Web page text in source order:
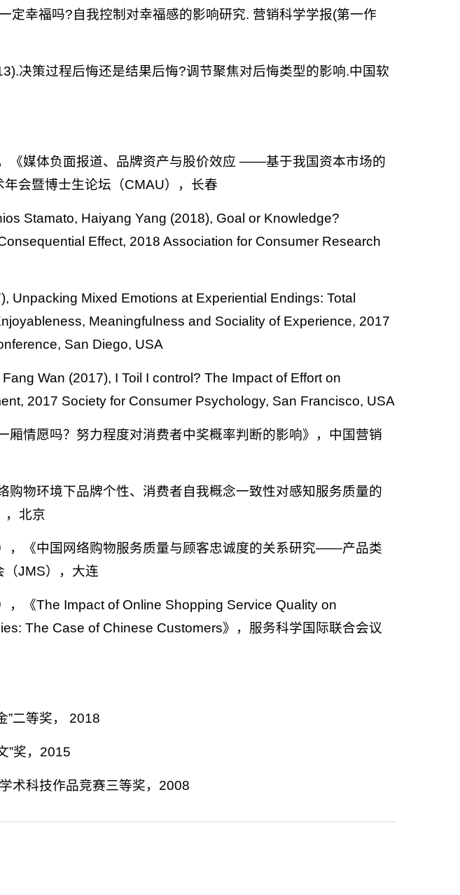
定幸福吗?自我控制对幸福感的影响研究. 营销科学学报(第一作
决策过程后悔还是结果后悔?调节聚焦对后悔类型的影响.中国软
《媒体负面报道、品牌资产与股价效应 ——基于我国资本市场的
会暨博士生论坛（CMAU），长春
Stamato, Haiyang Yang (2018), Goal or Knowledge?
Effect, 2018 Association for Consumer Research
Unpacking Mixed Emotions at Experiential Endings: Total
Meaningfulness and Sociality of Experience, 2017
San Diego, USA
Wan (2017), I Toil I control? The Impact of Effort on
2017 Society for Consumer Psychology, San Francisco, USA
厢情愿吗？努力程度对消费者中奖概率判断的影响》，中国营销
购物环境下品牌个性、消费者自我概念一致性对感知服务质量的
，北京
，《中国网络购物服务质量与顾客忠诚度的关系研究——产品类
（JMS），大连
，《The Impact of Online Shopping Service Quality on
The Case of Chinese Customers》，服务科学国际联合会议
”二等奖， 2018
”奖，2015
术科技作品竞赛三等奖，2008